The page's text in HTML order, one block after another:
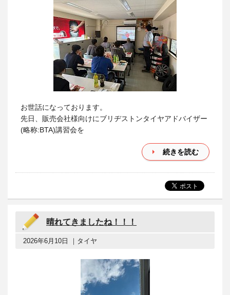
お世話になっております。
先日、販売会社様向けにブリヂストンタイヤアドバイザー
(略称:BTA)講習会を
続きを読む
晴れてきましたね！！！
2026年6月10日 ｜タイヤ